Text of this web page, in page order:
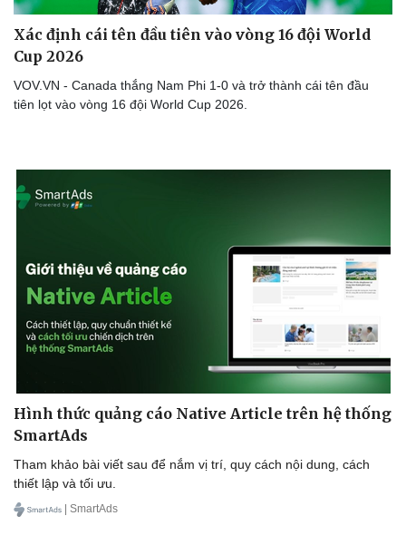
Dinh dưỡng - món ngon
Cây thuốc
Nhi khoa
Nam khoa
Làm đẹp - giảm cân
Ăn sạch sống khỏe
Blog
Tình yêu - Gia đình
Xác định cái tên đầu tiên vào vòng 16 đội World
Cup 2026
VOV.VN - Canada thắng Nam Phi 1-0 và trở thành cái tên đầu
tiên lọt vào vòng 16 đội World Cup 2026.
Hình thức quảng cáo Native Article trên hệ thống
SmartAds
Tham khảo bài viết sau để nắm vị trí, quy cách nội dung, cách
thiết lập và tối ưu.
| SmartAds